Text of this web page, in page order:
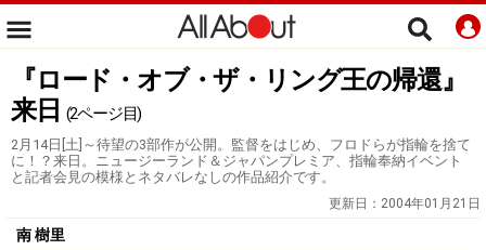
『ロード・オブ・ザ・リング王の帰還』
来日 (2ページ目)
2月14日[土]～待望の3部作が公開。監督をはじめ、フロドらが指輪を捨て
に！？来日。ニュージーランド＆ジャパンプレミア、指輪奉納イベント
と記者会見の模様とネタバレなしの作品紹介です。
更新日： 2004年01月21日
南 樹里